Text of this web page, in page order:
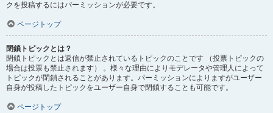
クを投稿するにはパーミッションが必要です。
ページトップ
閉鎖トピックとは？
閉鎖トピックとは返信が禁止されているトピックのことです （投票トピックの
場合は投票も禁止されます） 。様々な理由によりモデレータや管理人によって
トピックが閉鎖されることがあります。パーミッションによりますがユーザー
自身が投稿したトピックをユーザー自身で閉鎖することも可能です。
ページトップ